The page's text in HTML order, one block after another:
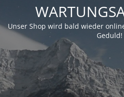
Unser Shop wird bald wieder
Geduld!